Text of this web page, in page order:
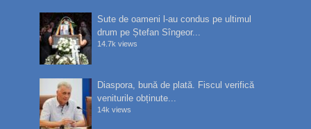
Sute de oameni l-au condus pe ultimul
drum pe Ștefan Sîngeor...
14.7k views
Diaspora, bună de plată. Fiscul verifică
veniturile obținute...
14k views